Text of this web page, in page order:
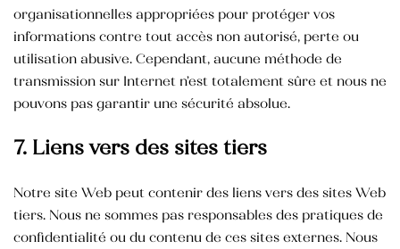
organisationnelles appropriées pour protéger vos
informations contre tout accès non autorisé, perte ou
utilisation abusive. Cependant, aucune méthode de
transmission sur Internet n’est totalement sûre et nous ne
pouvons pas garantir une sécurité absolue.
7. Liens vers des sites tiers
Notre site Web peut contenir des liens vers des sites Web
tiers. Nous ne sommes pas responsables des pratiques de
confidentialité ou du contenu de ces sites externes. Nous